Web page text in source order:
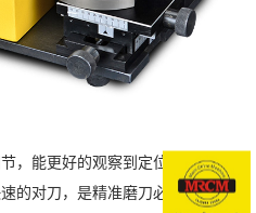
，能更好的观察到定位效果，对
的对刀，是精准磨刀必不可少